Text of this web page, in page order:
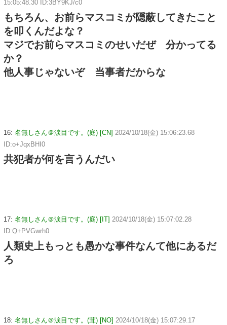
15:05:48.30 ID:3BY9KJ/c0
もちろん、お前らマスコミが隠蔽してきたこと
を叩くんだよな？
マジでお前らマスコミのせいだぜ 分かってる
か？
他人事じゃないぞ 当事者だからな
16: 名無しさん＠涙目です。(庭) [CN] 2024/10/18(金) 15:06:23.68
ID:o+JqxBHI0
共犯者が何を言うんだい
17: 名無しさん＠涙目です。(庭) [IT] 2024/10/18(金) 15:07:02.28
ID:Q+PVGwrh0
人類史上もっとも愚かな事件なんて他にあるだ
ろ
18: 名無しさん＠涙目です。(茸) [NO] 2024/10/18(金) 15:07:29.17